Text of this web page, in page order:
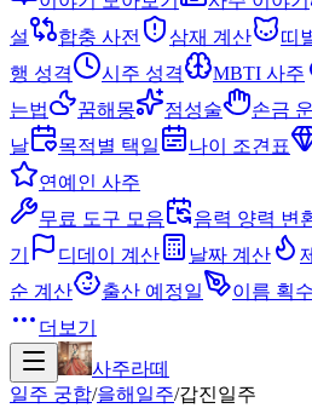
설
합충 사전 삼재 계산 띠
행 성격
시주 성격 MBTI 사주
는법
꿈해몽 점성술 손금
날
목적별 택일 나이 조견표
연예인 사주
무료 도구 모음
음력 양력 변
기
디데이 계산 날짜 계산
순 계산
출산 예정일 이름 획
더보기
사주라떼
일주 궁합/을해 일주/갑진일주